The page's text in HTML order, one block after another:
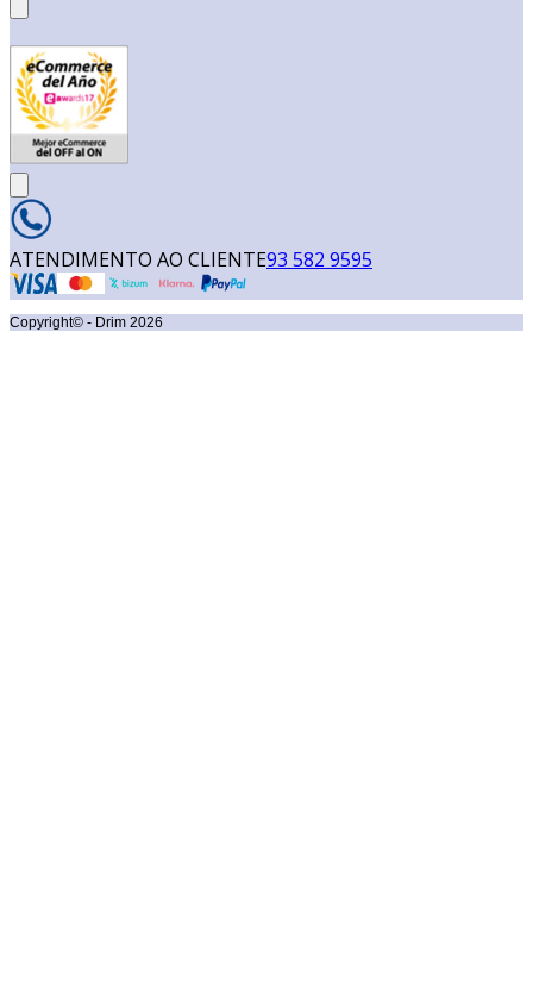
ATENDIMENTO AO CLIENTE93 582 9595
Copyright© - Drim 2026